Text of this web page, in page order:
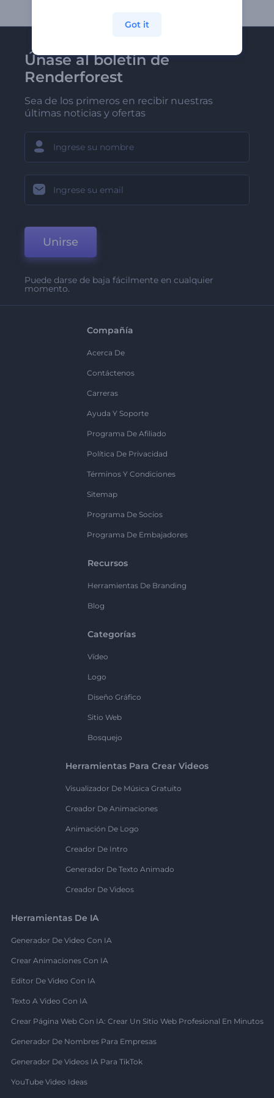
Únase al boletín de
Renderforest
Sea de los primeros en recibir nuestras
últimas noticias y ofertas
Unirse
Puede darse de baja fácilmente en cualquier
momento.
Compañía
Acerca De
Contáctenos
Carreras
Ayuda Y Soporte
Programa De Afiliado
Política De Privacidad
Términos Y Condiciones
Sitemap
Programa De Socios
Programa De Embajadores
Recursos
Herramientas De Branding
Blog
Categorías
Vídeo
Logo
Diseño Gráfico
Sitio Web
Bosquejo
Herramientas Para Crear Videos
Visualizador De Música Gratuito
Creador De Animaciones
Animación De Logo
Creador De Intro
Generador De Texto Animado
Creador De Videos
Herramientas De IA
Generador De Video Con IA
Crear Animaciones Con IA
Editor De Video Con IA
Texto A Video Con IA
Crear Página Web Con IA: Crear Un Sitio Web Profesional En Minutos
Generador De Nombres Para Empresas
Generador De Videos IA Para TikTok
YouTube Video Ideas
Got it